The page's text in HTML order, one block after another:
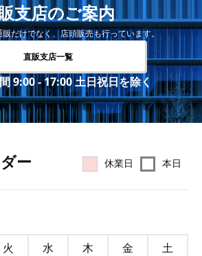
支店のご案内
だけでなく、店頭販売も行っています。
直販支店一覧
9:00 - 17:00 土日祝日を除く
ー 休業日 本日
火 水 木 金
土